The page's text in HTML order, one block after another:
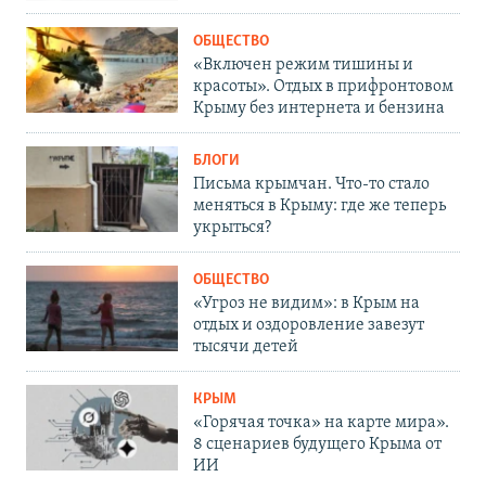
ОБЩЕСТВО
«Включен режим тишины и
красоты». Отдых в прифронтовом
Крыму без интернета и бензина
БЛОГИ
Письма крымчан. Что-то стало
меняться в Крыму: где же теперь
укрыться?
ОБЩЕСТВО
«Угроз не видим»: в Крым на
отдых и оздоровление завезут
тысячи детей
КРЫМ
«Горячая точка» на карте мира».
8 сценариев будущего Крыма от
ИИ